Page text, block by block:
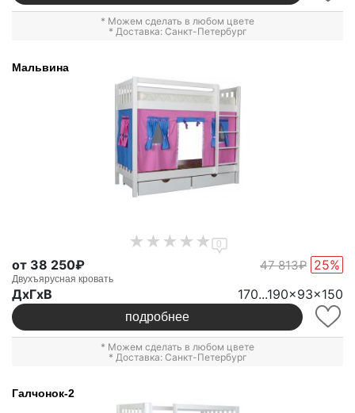
* Можем сделать в любом цвете
* Доставка: Санкт-Петербург
Мальвина
0
от 38 250₽ 47 813₽ 25%
Двухъярусная кровать
ДxГxВ 170...190x93x150
подробнее
* Можем сделать в любом цвете
* Доставка: Санкт-Петербург
Галчонок-2